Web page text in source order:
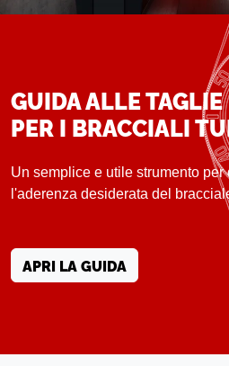
GUIDA ALLE TAGLIE
PER I BRACCIALI
Un semplice e utile strumento per
l'aderenza desiderata del
APRI LA GUIDA